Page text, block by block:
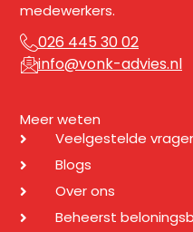
medewerkers.
026 445 30 02
info@vonk-advies.nl
Meer weten
Veelgestelde
Blogs
Over ons
Beheerst